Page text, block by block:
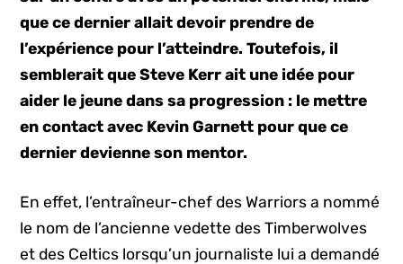
que ce dernier allait devoir prendre de
l’expérience pour l’atteindre. Toutefois, il
semblerait que Steve Kerr ait une idée pour
aider le jeune dans sa progression : le mettre
en contact avec Kevin Garnett pour que ce
dernier devienne son mentor.
En effet, l’entraîneur-chef des Warriors a nommé
le nom de l’ancienne vedette des Timberwolves
et des Celtics lorsqu’un journaliste lui a demandé